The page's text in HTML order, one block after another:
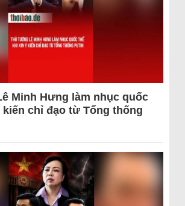
Minh Hưng làm nhục quốc
chỉ đạo từ Tổng thống